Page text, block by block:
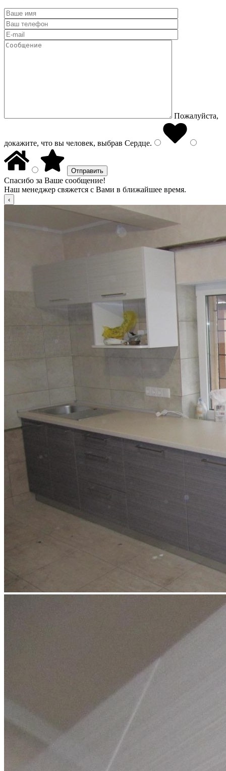
Пожалуйста,
докажите, что вы человек, выбрав Сердце.
Спасибо за Ваше сообщение!
Наш менеджер свяжется с Вами в ближайшее время.